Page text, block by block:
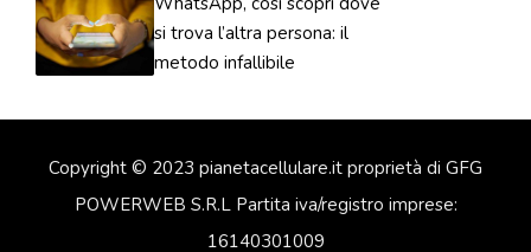
si trova l’altra persona: il
metodo infallibile
Copyright © 2023 pianetacellulare.it proprietà di GFG
POWERWEB S.R.L Partita iva/registro imprese:
16140301009